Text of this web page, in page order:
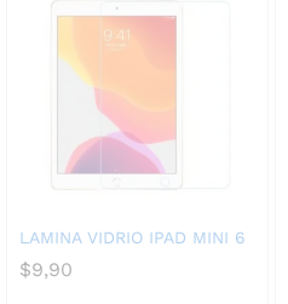
LAMINA VIDRIO IPAD MINI 6
$9,90